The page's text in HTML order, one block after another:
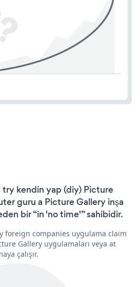
try kendin yap (diy) Picture
guru a Picture Gallery inşa
bir “in 'no time'” sahibidir.
foreign companies uygulama claim
Gallery uygulamaları veya at
çalışır.